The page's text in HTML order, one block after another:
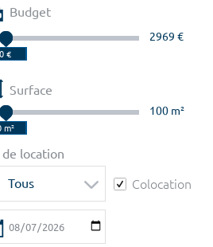
Budget
2969 €
Surface
100 m²
location
Tous
Colocation